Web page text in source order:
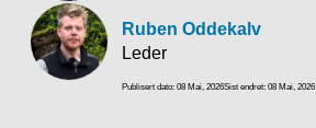
Ruben Oddekalv
Leder
Publisert dato: 08 Mai, 2026Sist endret: 08 Mai, 2026